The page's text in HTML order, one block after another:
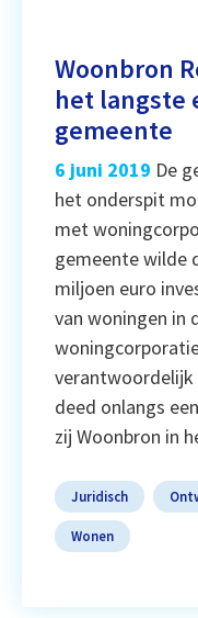
Woonbron
het langste
gemeente
6 juni 2019 De
het onderspit
met
gemeente wilde
miljoen euro
van woningen in
verantwoordelijk
deed onlangs
zij Woonbron in
Juridisch
Wonen